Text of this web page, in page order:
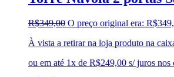
R$349,00 O preço original era:
À vista a retirar na loja produto na
ou em até 1x de R$249,00 s/ juros nos